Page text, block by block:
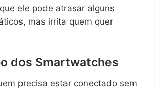
ele pode atrasar alguns
mas irrita quem quer
dos Smartwatches
precisa estar conectado sem